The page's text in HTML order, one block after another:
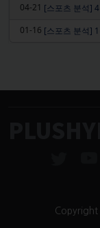
04-21 [스포츠 분석]
01-16 [스포츠 분석]